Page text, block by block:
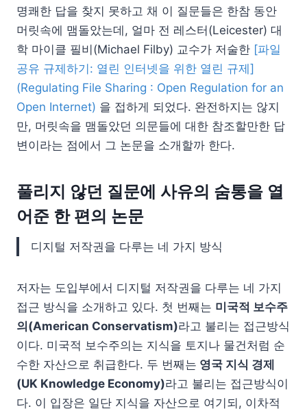
명쾌한 답을 찾지 못하고 채 이 질문들은 한참 동안
머릿속에 맴돌았는데, 얼마 전 레스터(Leicester) 대
학 마이클 필비(Michael Filby) 교수가 저술한 [파일
공유 규제하기: 열린 인터넷을 위한 열린 규제]
(Regulating File Sharing : Open Regulation for an
Open Internet) 을 접하게 되었다. 완전하지는 않지
만, 머릿속을 맴돌았던 의문들에 대한 참조할만한 답
변이라는 점에서 그 논문을 소개할까 한다.
풀리지 않던 질문에 사유의 숨통을 열
어준 한 편의 논문
디지털 저작권을 다루는 네 가지 방식
저자는 도입부에서 디지털 저작권을 다루는 네 가지
접근 방식을 소개하고 있다. 첫 번째는 미국적 보수주
의(American Conservatism)라고 불리는 접근방식
이다. 미국적 보수주의는 지식을 토지나 물건처럼 순
수한 자산으로 취급한다. 두 번째는 영국 지식 경제
(UK Knowledge Economy)라고 불리는 접근방식이
다. 이 입장은 일단 지식을 자산으로 여기되, 이차적